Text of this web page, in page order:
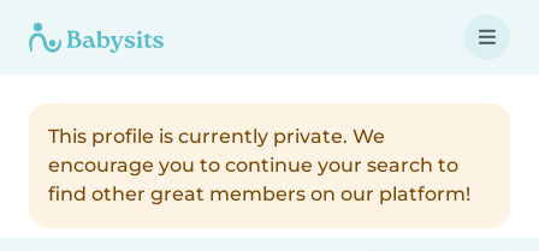
This profile is currently private. We
encourage you to continue your search to
find other great members on our platform!